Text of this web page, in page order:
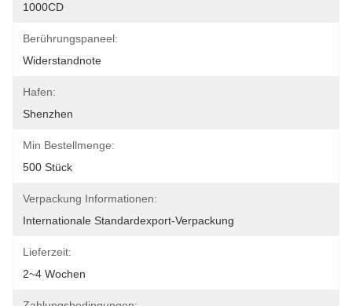
1000CD
Berührungspaneel:
Widerstandnote
Hafen:
Shenzhen
Min Bestellmenge:
500 Stück
Verpackung Informationen:
Internationale Standardexport-Verpackung
Lieferzeit:
2~4 Wochen